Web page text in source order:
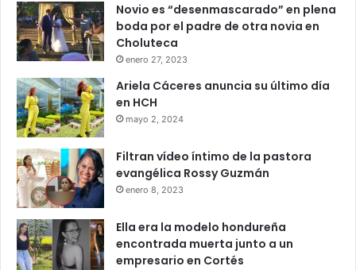
Novio es “desenmascarado” en plena
boda por el padre de otra novia en
Choluteca
enero 27, 2023
Ariela Cáceres anuncia su último día
en HCH
mayo 2, 2024
Filtran vídeo íntimo de la pastora
evangélica Rossy Guzmán
enero 8, 2023
Ella era la modelo hondureña
encontrada muerta junto a un
empresario en Cortés